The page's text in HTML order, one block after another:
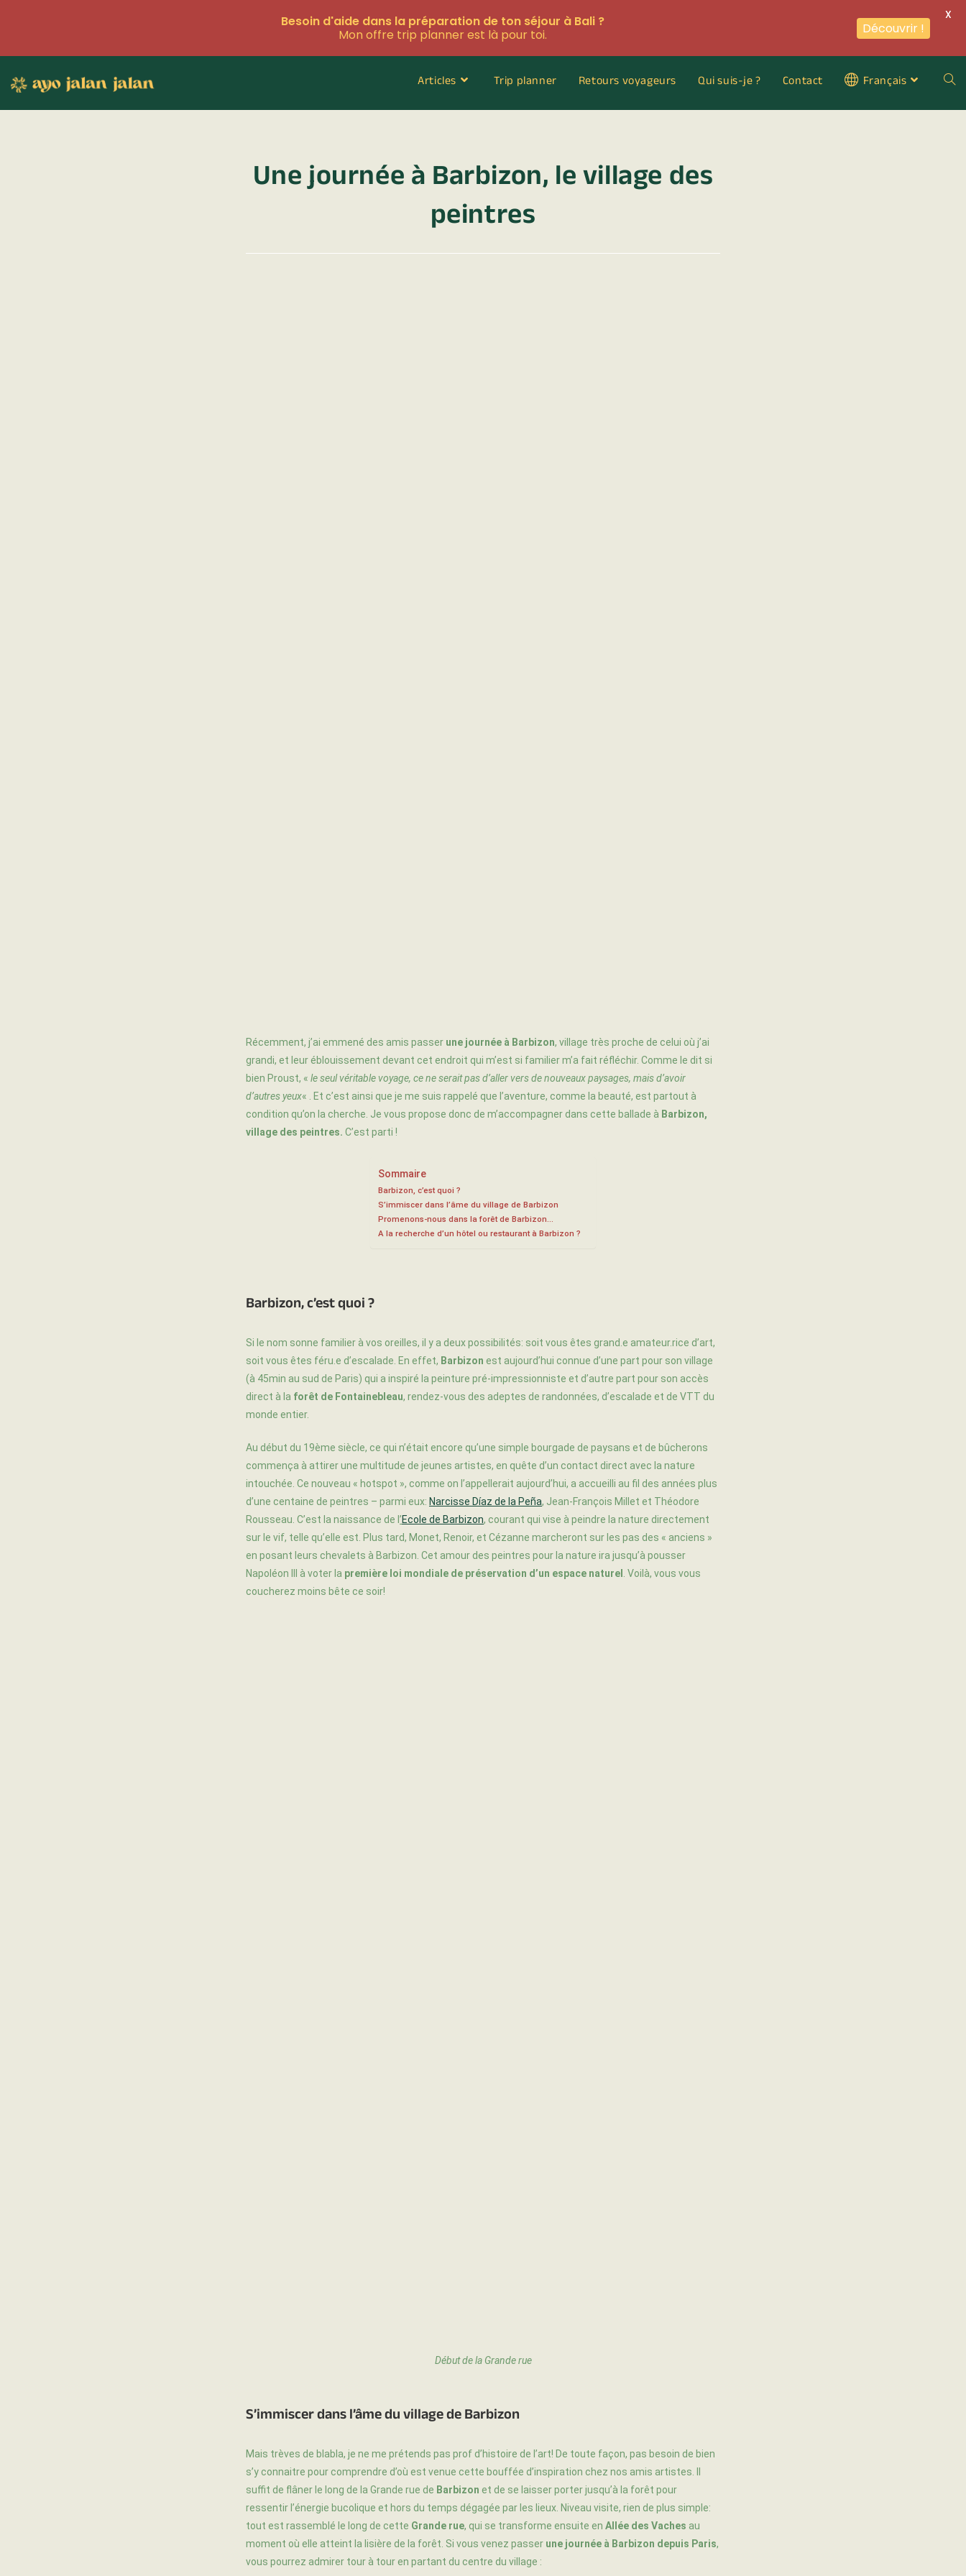
Articles Trip planner Retours voyageurs Qui suis-je ? Contact Français
Une journée à Barbizon, le village des
peintres
Récemment, j’ai emmené des amis passer une journée à Barbizon, village très proche de celui où j’ai
grandi, et leur éblouissement devant cet endroit qui m’est si familier m’a fait réfléchir. Comme le dit si
bien Proust, « le seul véritable voyage, ce ne serait pas d’aller vers de nouveaux paysages, mais d’avoir
d’autres yeux« . Et c’est ainsi que je me suis rappelé que l’aventure, comme la beauté, est partout à
condition qu’on la cherche. Je vous propose donc de m’accompagner dans cette ballade à Barbizon,
village des peintres. C’est parti !
Sommaire
Barbizon, c’est quoi ?
S’immiscer dans l’âme du village de Barbizon
Promenons-nous dans la forêt de Barbizon…
A la recherche d’un hôtel ou restaurant à Barbizon ?
Barbizon, c’est quoi ?
Si le nom sonne familier à vos oreilles, il y a deux possibilités: soit vous êtes grand.e amateur.rice d’art,
soit vous êtes féru.e d’escalade. En effet, Barbizon est aujourd’hui connue d’une part pour son village
(à 45min au sud de Paris) qui a inspiré la peinture pré-impressionniste et d’autre part pour son accès
direct à la forêt de Fontainebleau, rendez-vous des adeptes de randonnées, d’escalade et de VTT du
monde entier.
Au début du 19ème siècle, ce qui n’était encore qu’une simple bourgade de paysans et de bûcherons
commença à attirer une multitude de jeunes artistes, en quête d’un contact direct avec la nature
intouchée. Ce nouveau « hotspot », comme on l’appellerait aujourd’hui, a accueilli au fil des années plus
d’une centaine de peintres – parmi eux: Narcisse Díaz de la Peña, Jean-François Millet et Théodore
Rousseau. C’est la naissance de l ’Ecole de Barbizon, courant qui vise à peindre la nature directement
sur le vif, telle qu’elle est. Plus tard, Monet, Renoir, et Cézanne marcheront sur les pas des « anciens »
en posant leurs chevalets à Barbizon. Cet amour des peintres pour la nature ira jusqu’à pousser
Napoléon III à voter la première loi mondiale de préservation d’un espace naturel
. Voilà, vous vous
coucherez moins bête ce soir!
Début de la Grande rue
S’immiscer dans l’âme du village de Barbizon
Mais trèves de blabla, je ne me prétends pas prof d’histoire de l’art! De toute façon, pas besoin de bien
s’y connaitre pour comprendre d’où est venue cette bouffée d’inspiration chez nos amis artistes. Il
suffit de flâner le long de la Grande rue de Barbizon et de se laisser porter jusqu’à la forêt pour
ressentir l’énergie bucolique et hors du temps dégagée par les lieux. Niveau visite, rien de plus simple:
tout est rassemblé le long de cette Grande rue, qui se transforme ensuite en Allée des Vaches au
moment où elle atteint la lisière de la forêt. Si vous venez passer une journée à Barbizon depuis Paris,
vous pourrez admirer tour à tour en partant du centre du village :
Besoin d'aide dans la préparation de ton séjour à Bali ?
Mon offre trip planner est là pour toi.
Découvrir !
X